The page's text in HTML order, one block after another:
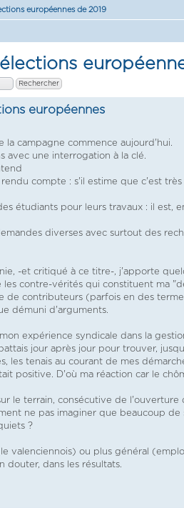
européennes de 2019
européennes
la campagne commence aujourd'hui.
avec une interrogation à la clé.
compte : s'il estime que c'est très
étudiants pour leurs travaux : il est,
diverses avec surtout des
-et critiqué à ce titre-, j'apporte
les contre-vérités qui constituent ma
de contributeurs (parfois en des
démuni d'arguments.
expérience syndicale dans la
jour après jour pour trouver,
les tenais au courant de mes
positive. D'où ma réaction car le
le terrain, consécutive de l'ouverture
ne pas imaginer que beaucoup de
?
valenciennois) ou plus général
douter, dans les résultats.